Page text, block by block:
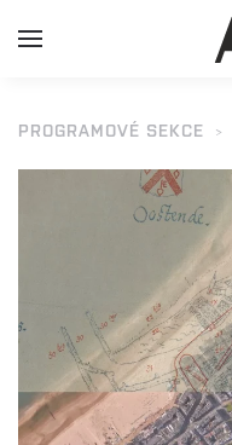
PROGRAMOVÉ SEKCE